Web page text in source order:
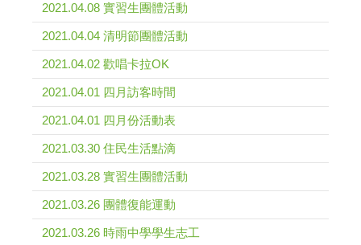
2021.04.08 實習生團體活動
2021.04.04 清明節團體活動
2021.04.02 歡唱卡拉OK
2021.04.01 四月訪客時間
2021.04.01 四月份活動表
2021.03.30 住民生活點滴
2021.03.28 實習生團體活動
2021.03.26 團體復能運動
2021.03.26 時雨中學學生志工